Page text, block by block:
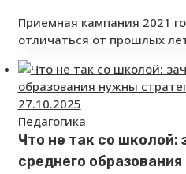
Приемная кампания 2021
отличаться от прошлых
27.10.2025
Педагогика
Что не так со школой:
среднего